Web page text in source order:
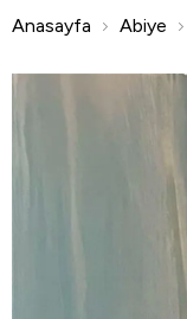
Anasayfa Abiye